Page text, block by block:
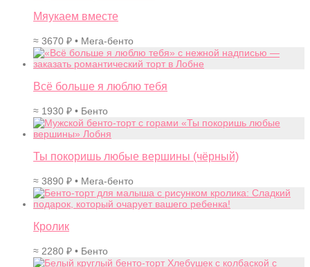
Мяукаем вместе
≈ 3670 ₽ • Мега-бенто
Всё больше я люблю тебя
≈ 1930 ₽ • Бенто
Ты покоришь любые вершины (чёрный)
≈ 3890 ₽ • Мега-бенто
Кролик
≈ 2280 ₽ • Бенто